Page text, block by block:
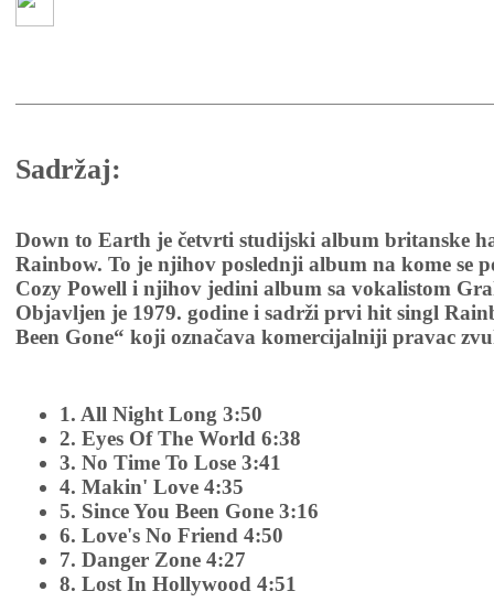
Sadržaj:
Down to Earth je četvrti studijski album britanske
Rainbow. To je njihov poslednji album na kome se
Cozy Powell i njihov jedini album sa vokalistom
Objavljen je 1979. godine i sadrži prvi hit singl
Been Gone“ koji označava komercijalniji pravac
1. All Night Long 3:50
2. Eyes Of The World 6:38
3. No Time To Lose 3:41
4. Makin' Love 4:35
5. Since You Been Gone 3:16
6. Love's No Friend 4:50
7. Danger Zone 4:27
8. Lost In Hollywood 4:51